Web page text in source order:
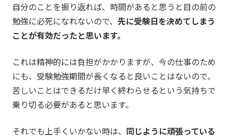
自分のことを振り返れば、時間があると思うと目の前の
勉強に必死になれないので、 先に受験日を決めてしまう
ことが有効だったと思います。
これは精神的には負担がかかりますが、今の仕事のため
にも、受験勉強期間が長くなると良いことはないので、
苦しいことはできるだけ早く終わらせるという気持ちで
乗り切る必要があると思います。
それでも上手くいかない時は、 同じように頑張っている